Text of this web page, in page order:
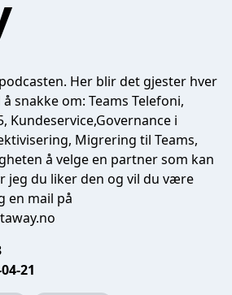
Her blir det gjester hver
snakke om: Teams Telefoni,
Kundeservice,Governance i
Migrering til Teams,
å velge en partner som kan
jeg du liker den og vil du være
en mail på
21